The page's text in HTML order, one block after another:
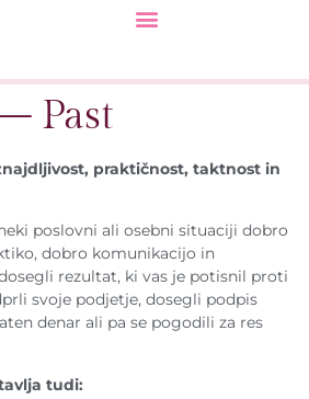
Past
praktičnost, taktnost in
poslovni ali osebni situaciji dobro
dobro komunikacijo in
rezultat, ki vas je potisnil proti
svoje podjetje, dosegli podpis
denar ali pa se pogodili za res
tudi: